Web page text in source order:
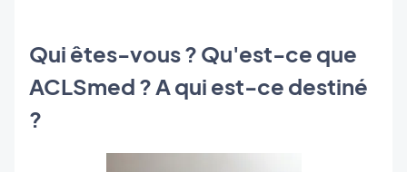
Qui êtes-vous ? Qu'est-ce que
ACLSmed ? A qui est-ce destiné
?